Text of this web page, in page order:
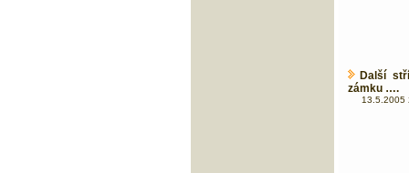
Další
zámku ….
13.5.2005